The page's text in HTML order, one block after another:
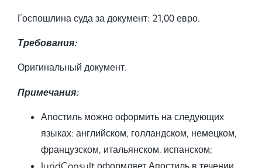
Госпошлина суда за документ: 21,00 евро.
Требования:
Оригинальный документ.
Примечания:
Апостиль можно оформить на следующих
языках: английском, голландском, немецком,
французском, итальянском, испанском;